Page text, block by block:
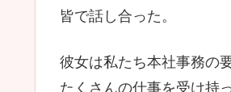
皆で話し合った。
彼女は私たち本社事務の
たくさんの仕事を受け持